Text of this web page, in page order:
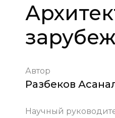
Автор
Разбеков
Научный